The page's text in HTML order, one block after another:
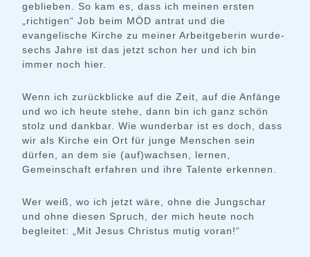
geblieben. So kam es, dass ich meinen ersten
„richtigen“ Job beim MÖD antrat und die
evangelische Kirche zu meiner Arbeitgeberin wurde-
sechs Jahre ist das jetzt schon her und ich bin
immer noch hier.
Wenn ich zurückblicke auf die Zeit, auf die Anfänge
und wo ich heute stehe, dann bin ich ganz schön
stolz und dankbar. Wie wunderbar ist es doch, dass
wir als Kirche ein Ort für junge Menschen sein
dürfen, an dem sie (auf)wachsen, lernen,
Gemeinschaft erfahren und ihre Talente erkennen.
Wer weiß, wo ich jetzt wäre, ohne die Jungschar
und ohne diesen Spruch, der mich heute noch
begleitet: „Mit Jesus Christus mutig voran!“